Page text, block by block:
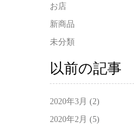
お店
新商品
未分類
以前の記事
2020年3月 (2)
2020年2月 (5)